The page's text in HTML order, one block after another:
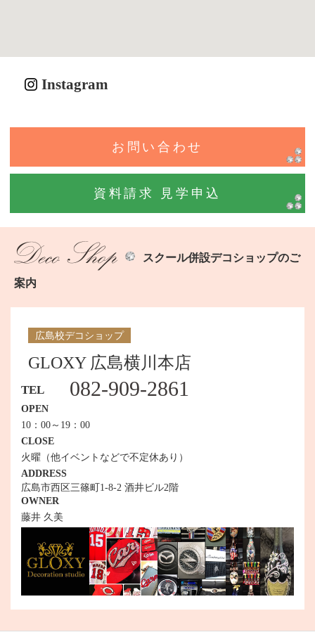
Instagram
お問い合わせ
資料請求 見学申込
スクール併設デコショップのご
案内
広島校デコショップ
GLOXY 広島横川本店
TEL 082-909-2861
OPEN
10：00～19：00
CLOSE
火曜（他イベントなどで不定休あり）
ADDRESS
広島市西区三篠町1-8-2 酒井ビル2階
OWNER
藤井 久美